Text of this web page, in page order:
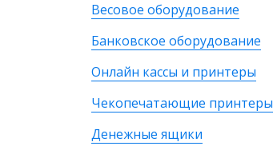
Весовое оборудование
Банковское оборудование
Онлайн кассы и принтеры
Чекопечатающие принтеры
Денежные ящики